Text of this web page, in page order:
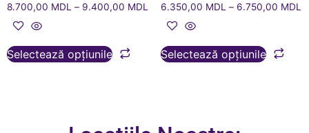
8.700,00 MDL – 9.400,00 MDL
Selectează opțiunile
6.350,00 MDL – 6.750,00 MDL
Selectează opțiunile